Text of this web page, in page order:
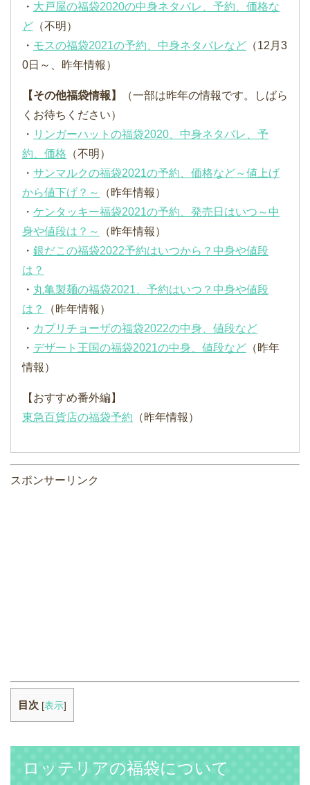
・ 大戸屋の福袋2020の中身ネタバレ、予約、価格な
ど （不明）
・ モスの福袋2021の予約、中身ネタバレなど （12月3
0日～、昨年情報）
【その他福袋情報】
（一部は昨年の情報です。しばら
くお待ちください）
・ リンガーハットの福袋2020、中身ネタバレ、予
約、価格 （不明）
・ サンマルクの福袋2021の予約、価格など～値上げ
から値下げ？～
（昨年情報）
・ ケンタッキー福袋2021の予約、発売日はいつ～中
身や値段は？～
（昨年情報）
・ 銀だこの福袋2022予約はいつから？中身や値段
は？
・ 丸亀製麺の福袋2021、予約はいつ？中身や値段
は？
（昨年情報）
・ カプリチョーザの福袋2022の中身、値段など
・ デザート王国の福袋2021の中身、値段など （昨年
情報）
【おすすめ番外編】
東急百貨店の福袋予約 （昨年情報）
スポンサーリンク
目次 [表示]
ロッテリアの福袋について